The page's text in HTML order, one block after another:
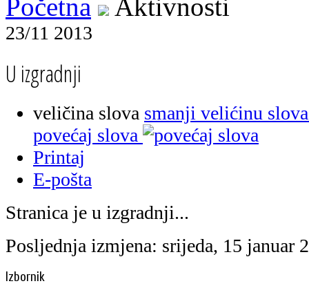
Početna Aktivnosti
23/11 2013
U izgradnji
veličina slova smanji velićinu slova
povećaj slova
Printaj
E-pošta
Stranica je u izgradnji...
Posljednja izmjena: srijeda, 15 januar
Izbornik